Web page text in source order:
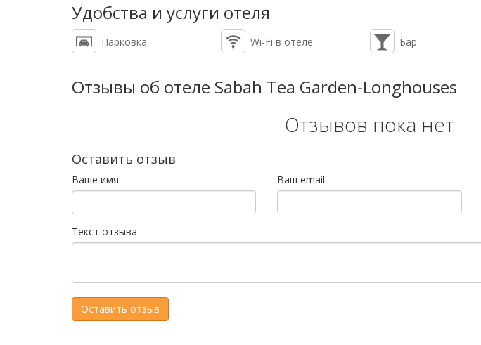
Удобства и услуги отеля
Парковка Wi-Fi в отеле Бар
Отзывы об отеле Sabah Tea Garden-Longhouses
Отзывов пока нет
Оставить отзыв
Ваше имя Ваш email
Текст отзыва